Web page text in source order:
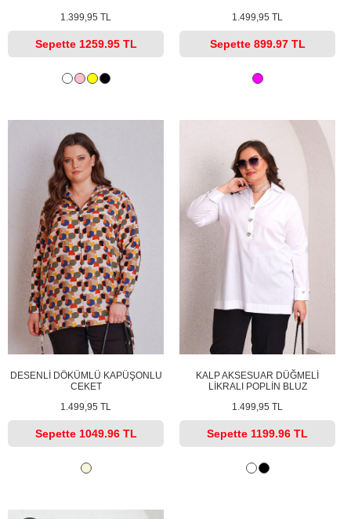
1.399,95 TL
Sepette 1259.95 TL
1.499,95 TL
Sepette 899.97 TL
DESENLİ DÖKÜMLÜ KAPÜŞONLU
CEKET
1.499,95 TL
Sepette 1049.96 TL
KALP AKSESUAR DÜĞMELİ
LİKRALI POPLİN BLUZ
1.499,95 TL
Sepette 1199.96 TL